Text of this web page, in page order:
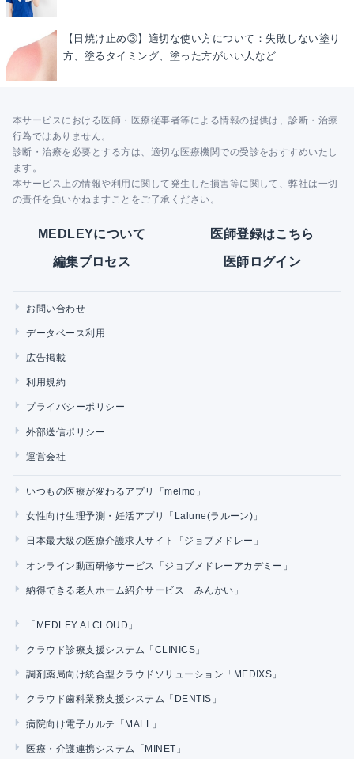
【日焼け止め③】適切な使い方について：失敗しない塗り
方、塗るタイミング、塗った方がいい人など
本サービスにおける医師・医療従事者等による情報の提供は、診断・治療
行為ではありません。
診断・治療を必要とする方は、適切な医療機関での受診をおすすめいたし
ます。
本サービス上の情報や利用に関して発生した損害等に関して、弊社は一切
の責任を負いかねますことをご了承ください。
MEDLEYについて 医師登録はこちら
編集プロセス 医師ログイン
お問い合わせ
データベース利用
広告掲載
利用規約
プライバシーポリシー
外部送信ポリシー
運営会社
いつもの医療が変わるアプリ「melmo」
女性向け生理予測・妊活アプリ「Lalune(ラルーン)」
日本最大級の医療介護求人サイト「ジョブメドレー」
オンライン動画研修サービス「ジョブメドレーアカデミー」
納得できる老人ホーム紹介サービス「みんかい」
「MEDLEY AI CLOUD」
クラウド診療支援システム「CLINICS」
調剤薬局向け統合型クラウドソリューション「MEDIXS」
クラウド歯科業務支援システム「DENTIS」
病院向け電子カルテ「MALL」
医療・介護連携システム「MINET」